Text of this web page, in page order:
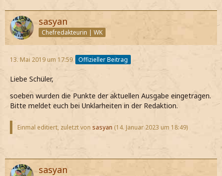
sasyan
Chefredakteurin | WK
13. Mai 2019 um 17:59 Offizieller Beitrag
Liebe Schüler,
soeben wurden die Punkte der aktuellen Ausgabe eingetragen.
Bitte meldet euch bei Unklarheiten in der Redaktion.
Einmal editiert, zuletzt von sasyan (14. Januar 2023 um 18:49)
sasyan